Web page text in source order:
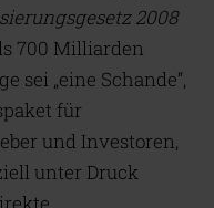
2008
700 Milliarden
sei „eine Schande“,
für
und Investoren,
unter Druck